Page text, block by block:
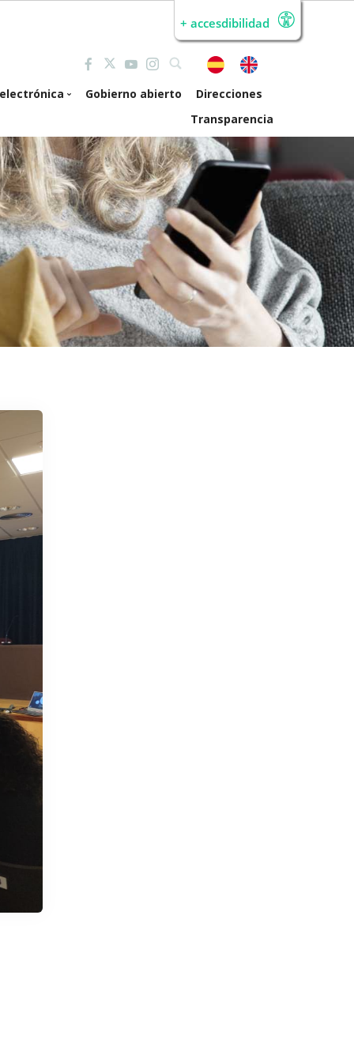
+ accesdibilidad
electrónica
pública de
Gobierno abierto
Direcciones
Transparencia